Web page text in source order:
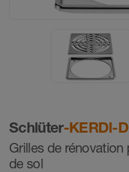
Schlüter-KERDI-
Grilles de
de sol